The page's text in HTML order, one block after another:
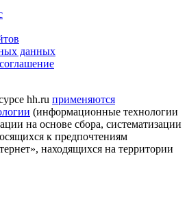
данных
hh.ru применяются
(информационные технологии
на основе сбора, систематизации
к предпочтениям
находящихся на территории